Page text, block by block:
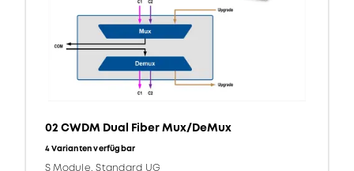
02 CWDM Dual Fiber Mux/DeMux
4 Varianten verfügbar